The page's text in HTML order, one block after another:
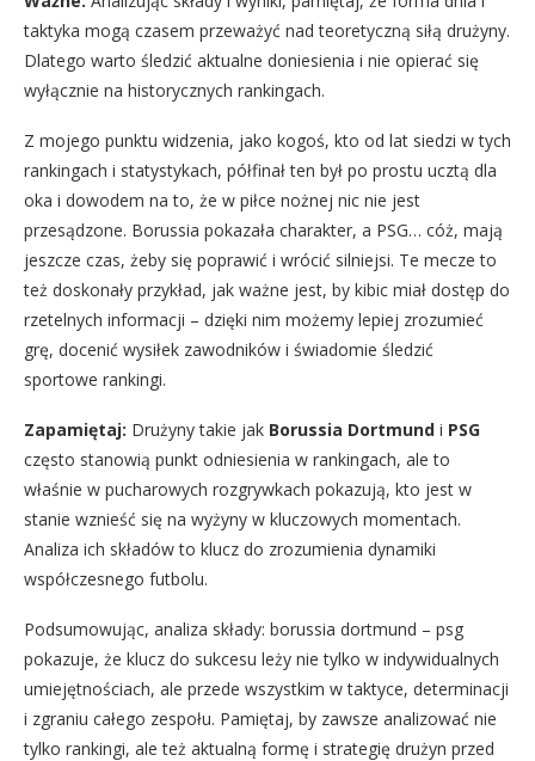
taktyka mogą czasem przeważyć nad teoretyczną siłą drużyny.
Dlatego warto śledzić aktualne doniesienia i nie opierać się
wyłącznie na historycznych rankingach.
Z mojego punktu widzenia, jako kogoś, kto od lat siedzi w tych
rankingach i statystykach, półfinał ten był po prostu ucztą dla
oka i dowodem na to, że w piłce nożnej nic nie jest
przesądzone. Borussia pokazała charakter, a PSG… cóż, mają
jeszcze czas, żeby się poprawić i wrócić silniejsi. Te mecze to
też doskonały przykład, jak ważne jest, by kibic miał dostęp do
rzetelnych informacji – dzięki nim możemy lepiej zrozumieć
grę, docenić wysiłek zawodników i świadomie śledzić
sportowe rankingi.
Zapamiętaj: Drużyny takie jak Borussia Dortmund i PSG
często stanowią punkt odniesienia w rankingach, ale to
właśnie w pucharowych rozgrywkach pokazują, kto jest w
stanie wznieść się na wyżyny w kluczowych momentach.
Analiza ich składów to klucz do zrozumienia dynamiki
współczesnego futbolu.
Podsumowując, analiza składy: borussia dortmund – psg
pokazuje, że klucz do sukcesu leży nie tylko w indywidualnych
umiejętnościach, ale przede wszystkim w taktyce, determinacji
i zgraniu całego zespołu. Pamiętaj, by zawsze analizować nie
tylko rankingi, ale też aktualną formę i strategię drużyn przed